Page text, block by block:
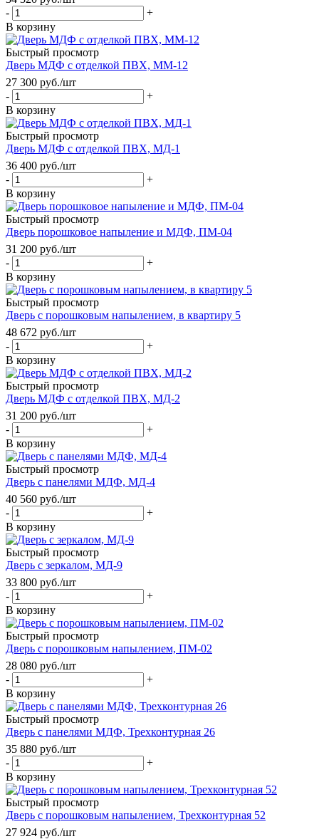
-
+
В корзину
Быстрый просмотр
Дверь МДФ с отделкой ПВХ, ММ-12
27 300 руб./шт
-
+
В корзину
Быстрый просмотр
Дверь МДФ с отделкой ПВХ, МД-1
36 400 руб./шт
-
+
В корзину
Быстрый просмотр
Дверь порошковое напыление и МДФ, ПМ-04
31 200 руб./шт
-
+
В корзину
Быстрый просмотр
Дверь с порошковым напылением, в квартиру 5
48 672 руб./шт
-
+
В корзину
Быстрый просмотр
Дверь МДФ с отделкой ПВХ, МД-2
31 200 руб./шт
-
+
В корзину
Быстрый просмотр
Дверь с панелями МДФ, МД-4
40 560 руб./шт
-
+
В корзину
Быстрый просмотр
Дверь с зеркалом, МД-9
33 800 руб./шт
-
+
В корзину
Быстрый просмотр
Дверь с порошковым напылением, ПМ-02
28 080 руб./шт
-
+
В корзину
Быстрый просмотр
Дверь с панелями МДФ, Трехконтурная 26
35 880 руб./шт
-
+
В корзину
Быстрый просмотр
Дверь с порошковым напылением, Трехконтурная 52
27 924 руб./шт